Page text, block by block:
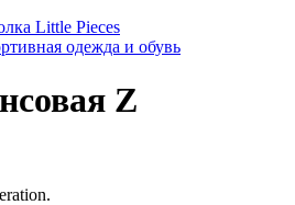
Little Pieces
одежда и обувь
Z